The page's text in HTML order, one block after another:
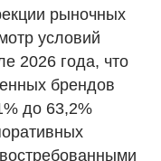
рыночных
условий
2026 года, что
брендов
до 63,2%